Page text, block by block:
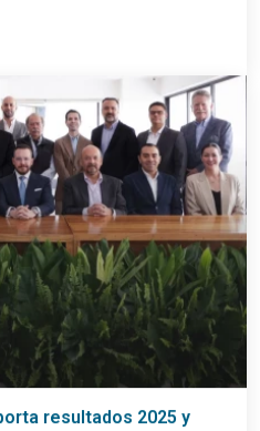
resultados 2025 y